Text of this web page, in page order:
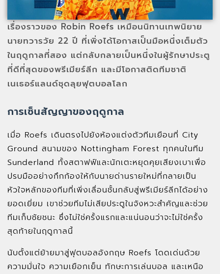
เรื่องราวของ Robin Roefs เหมือนนิทานเทพนิยาย
นายทวารวัย 22 ปี ที่เพิ่งได้โอกาสเป็นมือหนึ่งเต็มตัว
ในฤดูกาลที่สอง แต่กลับกลายเป็นหนึ่งในผู้รักษาประตู
ที่ดีที่สุดของพรีเมียร์ลีก และมีโอกาสติดทีมชาติ
เนเธอร์แลนด์ชุดลุยฟุตบอลโลก
การเซ็นสัญญาของฤดูกาล
เมื่อ Roefs เดินตรงไปยังห้องแต่งตัวทีมเยือนที่ City
Ground สนามของ Nottingham Forest ทุกคนในทีม
Sunderland ทั้งสตาฟฟ์และนักเตะหยุดคุยเสียงเบาเพื่อ
ปรบมืออย่างกึกก้องให้กับนายด่านรายใหม่ที่กลายเป็น
หัวใจหลักของทีมที่เพิ่งเลื่อนชั้นกลับสู่พรีเมียร์ลีกได้อย่าง
ยอดเยี่ยม เขาช่วยทีมไม่เสียประตูในจังหวะสำคัญและช่วย
ทีมเก็บชัยชนะ ซึ่งไม่ใช่ครั้งแรกและแน่นอนว่าจะไม่ใช่ครั้ง
สุดท้ายในฤดูกาลนี้
นับตั้งแต่ย้ายมาสู่ฟุตบอลอังกฤษ Roefs โดดเด่นด้วย
ความมั่นใจ ความเยือกเย็น ทักษะการเล่นบอล และเหนือ